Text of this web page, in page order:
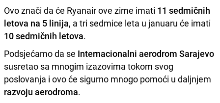
Ovo znači da će Ryanair ove zime imati 11 sedmičnih
letova na 5 linija, a tri sedmice leta u januaru će imati
10 sedmičnih letova.
Podsjećamo da se Internacionalni aerodrom Sarajevo
susretao sa mnogim izazovima tokom svog
poslovanja i ovo će sigurno mnogo pomoći u daljnjem
razvoju aerodroma.